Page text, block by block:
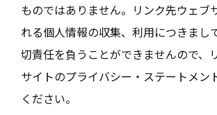
ものではありません。リンク先ウェブ
れる個人情報の収集、利用につきまし
切責任を負うことができませんので、
サイトのプライバシー・ステートメン
ください。